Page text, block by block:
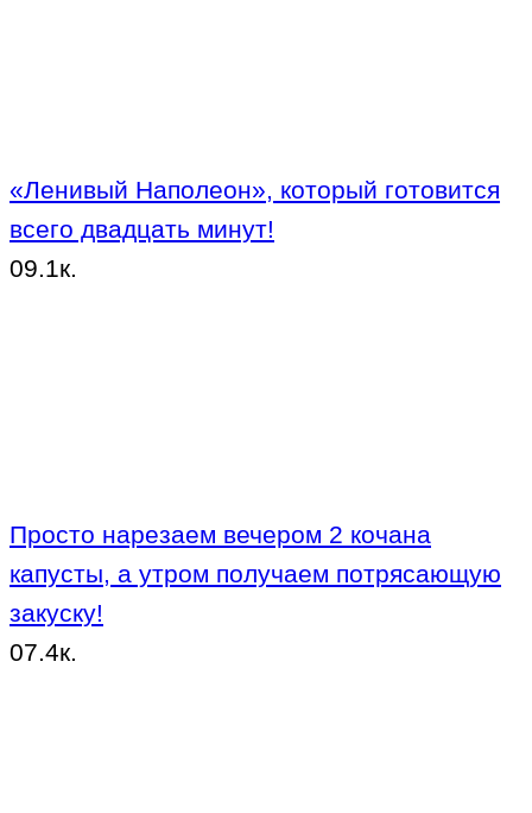
«Ленивый Наполеон», который готовится
всего двадцать минут!
09.1к.
Просто нарезаем вечером 2 кочана
капусты, а утром получаем потрясающую
закуску!
07.4к.